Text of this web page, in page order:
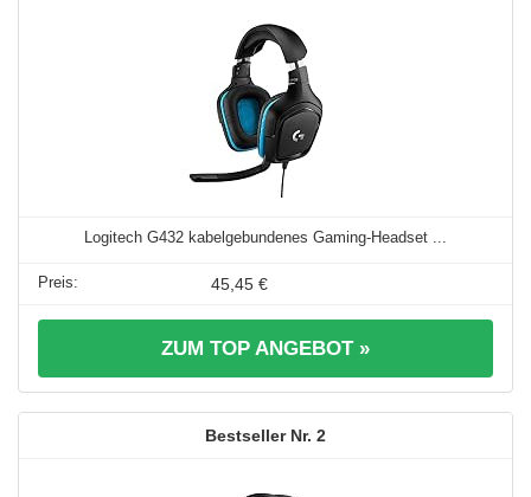
Logitech G432 kabelgebundenes Gaming-Headset ...
45,45 €
ZUM TOP ANGEBOT »
2